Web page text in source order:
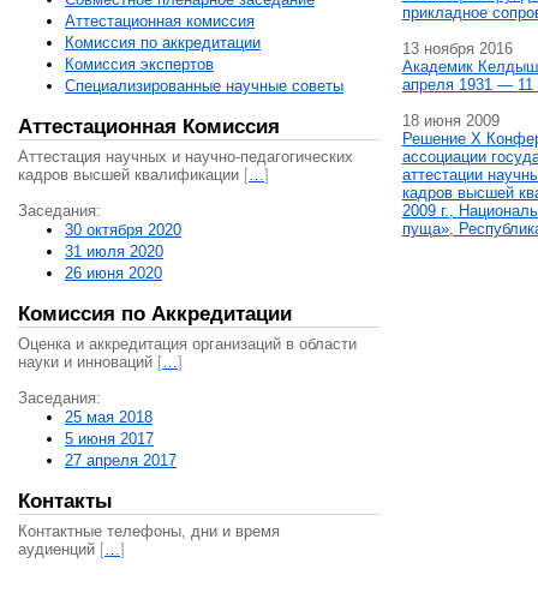
Аттестационная комисcия
Комиссия по аккредитации
Комиссия экспертов
Специализированные научные советы
Аттестационная Комиссия
Аттестация научных и научно-педагогических
кадров высшей квалификации […]
Заседания:
30 октября 2020
31 июля 2020
26 июня 2020
Комиссия по Аккредитации
Оценка и аккредитация организаций в области
науки и инноваций […]
Заседания:
25 мая 2018
5 июня 2017
27 апреля 2017
Контакты
Контактные телефоны, дни и время
аудиенций […]
прикладное
13 ноября 2016
Академик
апреля 1931 — 11
18 июня 2009
Решение X
ассоциации
аттестации
кадров высшей
2009 г.,
пуща»,